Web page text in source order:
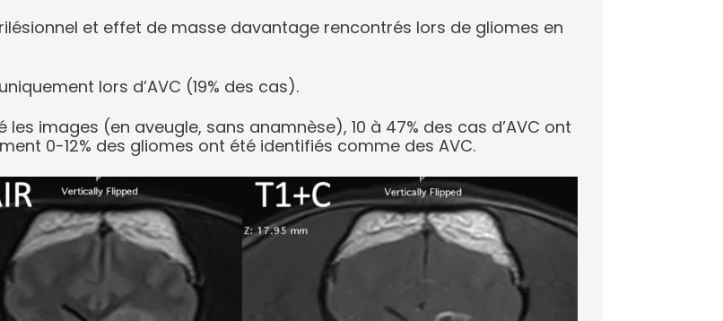
et effet de masse davantage rencontrés lors de gliomes en
lors d’AVC (19% des cas).
images (en aveugle, sans anamnèse), 10 à 47% des cas d’AVC ont
0-12% des gliomes ont été identifiés comme des AVC.